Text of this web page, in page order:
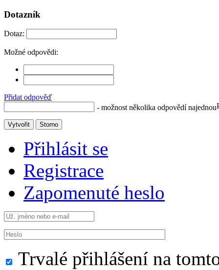
Dotazník
Dotaz:
Možné odpovědi:
Přidat odpověď
- možnost několika odpovědí najednou
Vytvořit Storno
Přihlásit se
Registrace
Zapomenuté heslo
Trvalé přihlášení na